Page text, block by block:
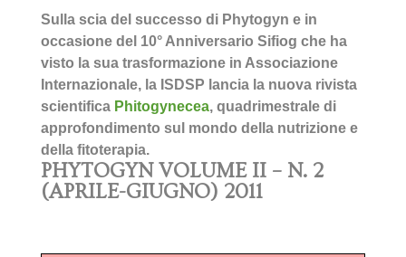
Sulla scia del successo di Phytogyn e in
occasione del 10° Anniversario Sifiog che ha
visto la sua trasformazione in Associazione
Internazionale, la ISDSP lancia la nuova rivista
scientifica Phitogynecea, quadrimestrale di
approfondimento sul mondo della nutrizione e
della fitoterapia.
PHYTOGYN VOLUME II – N. 2
(APRILE-GIUGNO) 2011